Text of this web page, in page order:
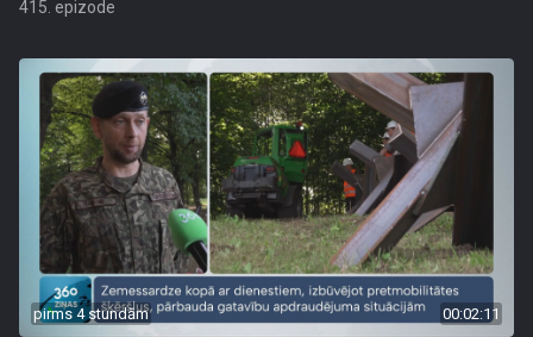
415. epizode
pirms 4 stundām 00:02:11